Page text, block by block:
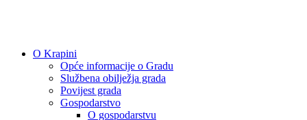
O Krapini
Opće informacije o Gradu
Službena obilježja grada
Povijest grada
Gospodarstvo
O gospodarstvu